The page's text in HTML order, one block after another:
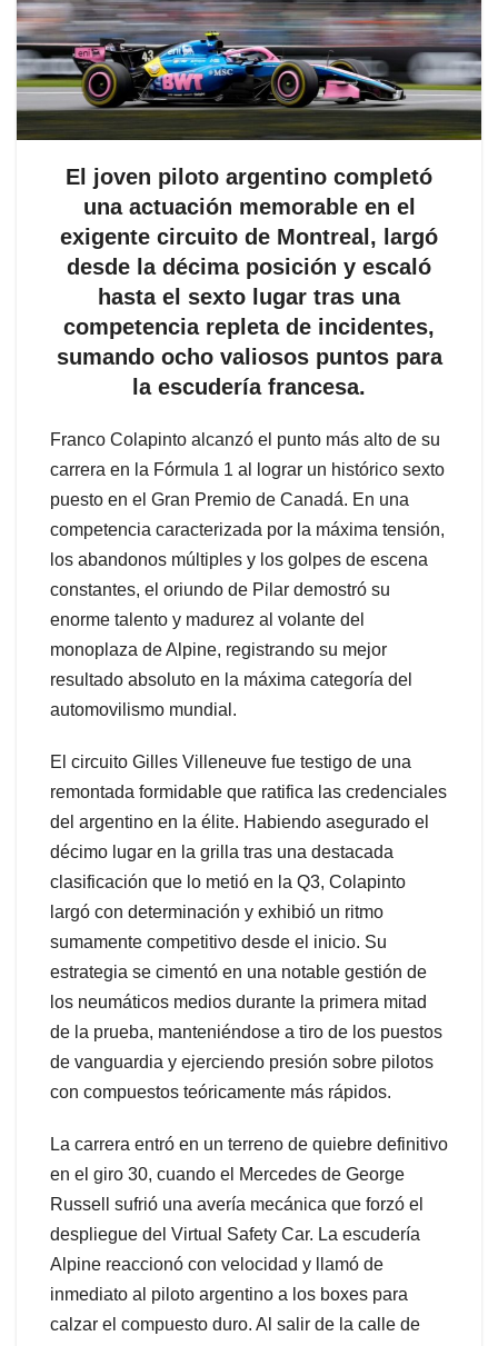
El joven piloto argentino completó
una actuación memorable en el
exigente circuito de Montreal, largó
desde la décima posición y escaló
hasta el sexto lugar tras una
competencia repleta de incidentes,
sumando ocho valiosos puntos para
la escudería francesa.
Franco Colapinto alcanzó el punto más alto de su
carrera en la Fórmula 1 al lograr un histórico sexto
puesto en el Gran Premio de Canadá. En una
competencia caracterizada por la máxima tensión,
los abandonos múltiples y los golpes de escena
constantes, el oriundo de Pilar demostró su
enorme talento y madurez al volante del
monoplaza de Alpine, registrando su mejor
resultado absoluto en la máxima categoría del
automovilismo mundial.
El circuito Gilles Villeneuve fue testigo de una
remontada formidable que ratifica las credenciales
del argentino en la élite. Habiendo asegurado el
décimo lugar en la grilla tras una destacada
clasificación que lo metió en la Q3, Colapinto
largó con determinación y exhibió un ritmo
sumamente competitivo desde el inicio. Su
estrategia se cimentó en una notable gestión de
los neumáticos medios durante la primera mitad
de la prueba, manteniéndose a tiro de los puestos
de vanguardia y ejerciendo presión sobre pilotos
con compuestos teóricamente más rápidos.
La carrera entró en un terreno de quiebre definitivo
en el giro 30, cuando el Mercedes de George
Russell sufrió una avería mecánica que forzó el
despliegue del Virtual Safety Car. La escudería
Alpine reaccionó con velocidad y llamó de
inmediato al piloto argentino a los boxes para
calzar el compuesto duro. Al salir de la calle de